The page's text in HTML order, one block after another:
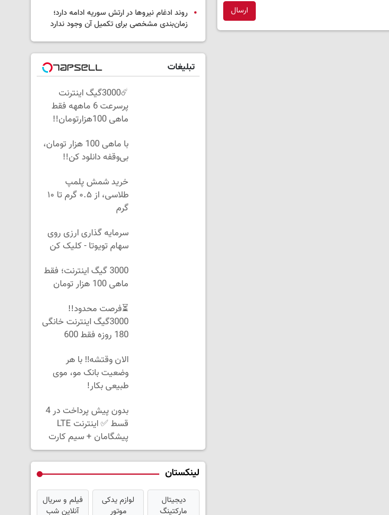
ارسال
روند ادغام نیروها در ارتش سوریه ادامه دارد؛
زمان‌بندی مشخصی برای تکمیل آن وجود ندارد
تبلیغات
☄️3000گیگ اینترنت
پرسرعت 6 ماههه فقط
ماهی 100هزارتومان!!
با ماهی 100 هزار تومان،
بی‌وقفه دانلود کن!!
خرید شمش پلمپ
طلاسی، از ۰.۵ گرم تا ۱۰
گرم
سرمایه گذاری ارزی روی
سهام تویوتا - کلیک کن
3000 گیگ اینترنت؛ فقط
ماهی 100 هزار تومان
⏳فرصت محدود!!
3000گیگ اینترنت خانگی
180 روزه فقط 600
الان وقتشه‼️ با هر
وضعیت بانک مو، موی
طبیعی بکار!
بدون پیش پرداخت در 4
قسط ✅ اینترنت LTE
پیشگامان + سیم کارت
رایگان
لینکستان
دیجیتال
مارکتینگ
لوازم یدکی
موتور
فیلم و سریال
آنلاین شب